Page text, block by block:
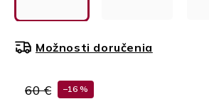
60 € –16 %
Možnosti doručenia